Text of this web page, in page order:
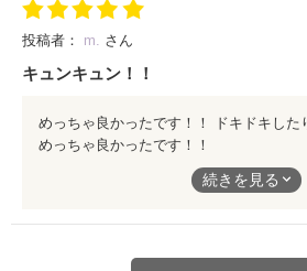
投稿者： m. さん
キュンキュン！！
めっちゃ良かったです！！
ドキドキしたりキュンキュンしたり
こうかっこよすぎました！続きを見る